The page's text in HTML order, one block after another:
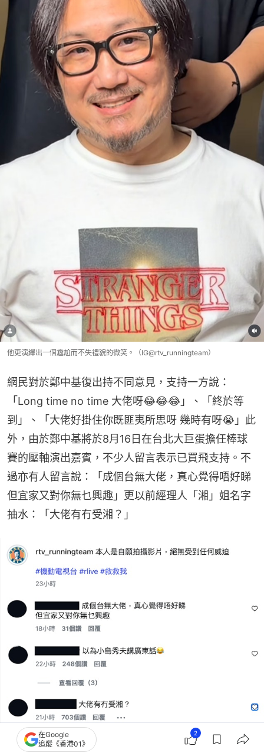
他更演繹出一個尷尬而不失禮貌的微笑。（IG@rtv_runningteam）
網民對於鄭中基復出持不同意見，支持一方說：
「Long time no time 大佬呀😂😂😂」、「終於等
到」、「大佬好掛住你既匪夷所思呀 幾時有呀😭」此
外，由於鄭中基將於8月16日在台北大巨蛋擔任棒球
賽的壓軸演出嘉賓，不少人留言表示已買飛支持。不
過亦有人留言說：「成個台無大佬，真心覺得唔好睇
但宜家又對你無乜興趣」更以前經理人「湘」姐名字
抽水：「大佬有冇受湘？」
在Google
追蹤《香港01》
2